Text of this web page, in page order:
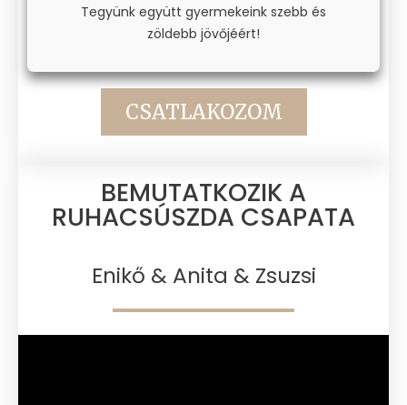
Tegyünk együtt gyermekeink szebb és
zöldebb jövőjéért!
CSATLAKOZOM
BEMUTATKOZIK A
RUHACSÚSZDA CSAPATA​
Enikő & Anita & Zsuzsi